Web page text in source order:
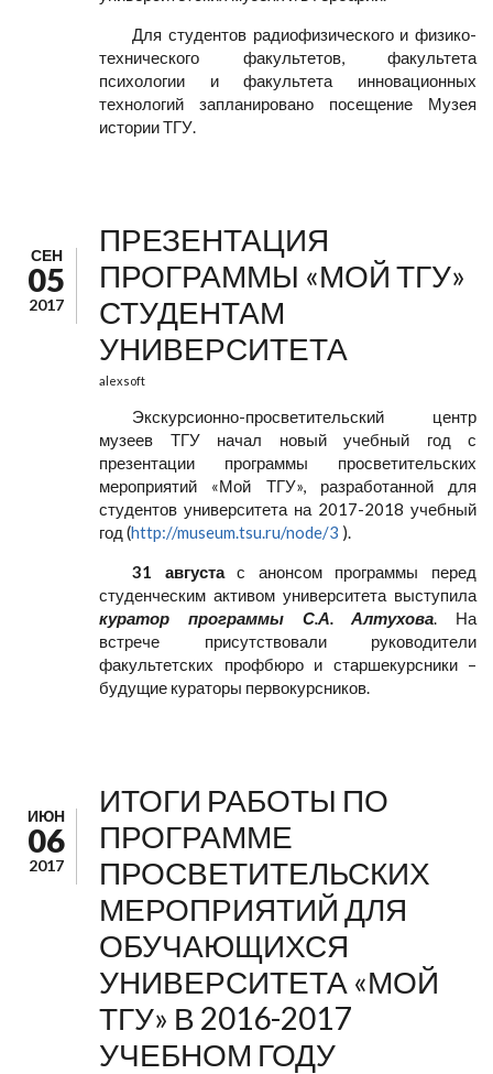
Для студентов радиофизического и физико-
технического факультетов, факультета
психологии и факультета инновационных
технологий запланировано посещение Музея
истории ТГУ.
СЕН
05
2017
ПРЕЗЕНТАЦИЯ
ПРОГРАММЫ «МОЙ ТГУ»
СТУДЕНТАМ
УНИВЕРСИТЕТА
alexsoft
Экскурсионно-просветительский центр
музеев ТГУ начал новый учебный год с
презентации программы просветительских
мероприятий «Мой ТГУ», разработанной для
студентов университета на 2017-2018 учебный
год (http://museum.tsu.ru/node/3 ).
31 августас анонсом программы перед
студенческим активом университета выступила
куратор программы С.А. Алтухова. На
встрече присутствовали руководители
факультетских профбюро и старшекурсники –
будущие кураторы первокурсников.
ИЮН
06
2017
ИТОГИ РАБОТЫ ПО
ПРОГРАММЕ
ПРОСВЕТИТЕЛЬСКИХ
МЕРОПРИЯТИЙ ДЛЯ
ОБУЧАЮЩИХСЯ
УНИВЕРСИТЕТА «МОЙ
ТГУ» В 2016-2017
УЧЕБНОМ ГОДУ